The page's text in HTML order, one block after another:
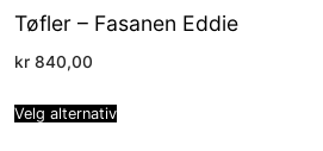
Tøfler – Fasanen Eddie
kr 840,00
Velg alternativ